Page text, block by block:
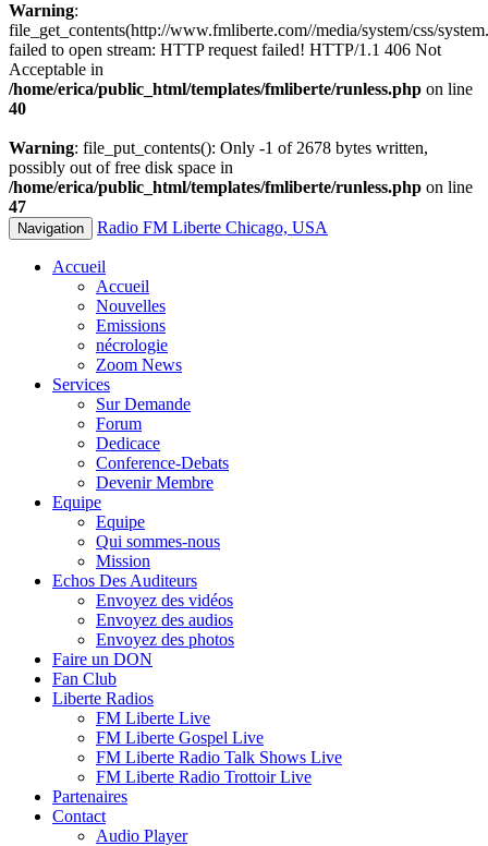
Warning:
file_get_contents(http://www.fmliberte.com//media/system/css/
failed to open stream: HTTP request failed! HTTP/1.1 406 Not
Acceptable in
/home/erica/public_html/templates/fmliberte/runless.php on line
40
Warning: file_put_contents(): Only -1 of 2678 bytes written,
possibly out of free disk space in
/home/erica/public_html/templates/fmliberte/runless.php on line
47
Navigation Radio FM Liberte Chicago, USA
Accueil
Accueil
Nouvelles
Emissions
nécrologie
Zoom News
Services
Sur Demande
Forum
Dedicace
Conference-Debats
Devenir Membre
Equipe
Equipe
Qui sommes-nous
Mission
Echos Des Auditeurs
Envoyez des vidéos
Envoyez des audios
Envoyez des photos
Faire un DON
Fan Club
Liberte Radios
FM Liberte Live
FM Liberte Gospel Live
FM Liberte Radio Talk Shows Live
FM Liberte Radio Trottoir Live
Partenaires
Contact
Audio Player